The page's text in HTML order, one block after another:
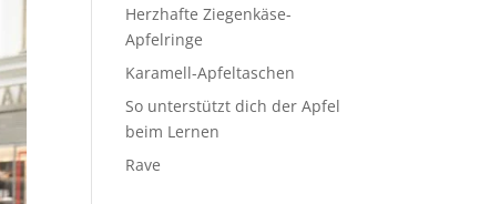
Herzhafte Ziegenkäse-
Apfelringe
Karamell-Apfeltaschen
So unterstützt dich der Apfel
beim Lernen
Rave